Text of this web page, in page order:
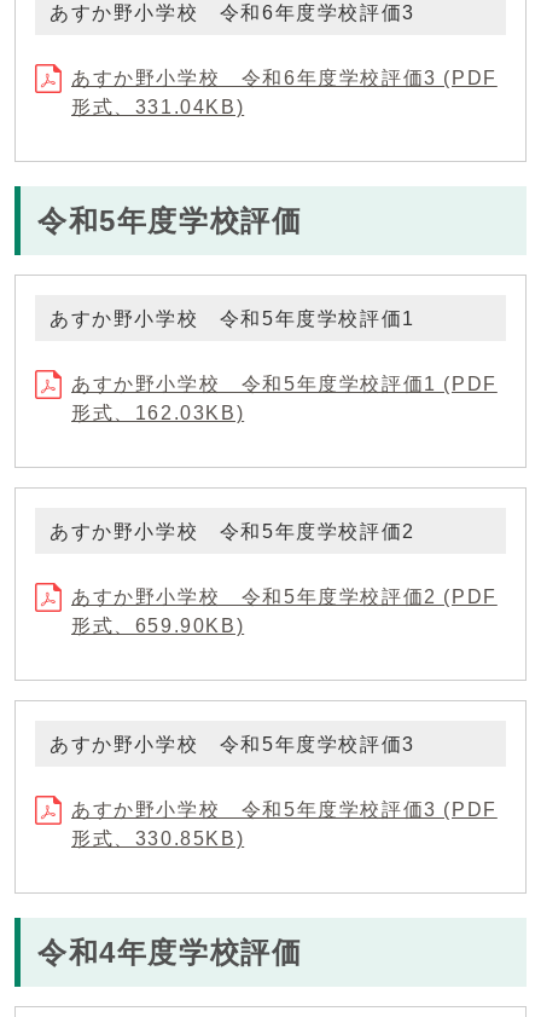
あすか野小学校 令和6年度学校評価3
あすか野小学校 令和6年度学校評価3 (PDF
形式、331.04KB)
令和5年度学校評価
あすか野小学校 令和5年度学校評価1
あすか野小学校 令和5年度学校評価1 (PDF
形式、162.03KB)
あすか野小学校 令和5年度学校評価2
あすか野小学校 令和5年度学校評価2 (PDF
形式、659.90KB)
あすか野小学校 令和5年度学校評価3
あすか野小学校 令和5年度学校評価3 (PDF
形式、330.85KB)
令和4年度学校評価